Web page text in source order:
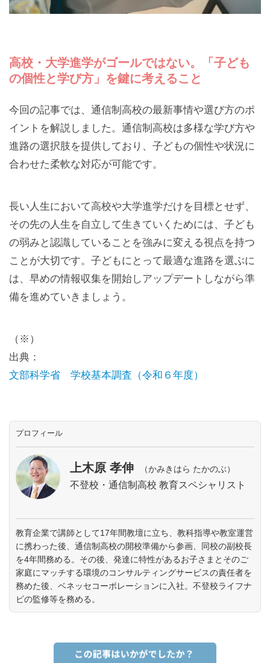
高校・大学進学がゴールではない。「子ども
の個性と学び方」を鍵に考えること
今回の記事では、通信制高校の最新事情や選び方のポ
イントを解説しました。通信制高校は多様な学び方や
進路の選択肢を提供しており、子どもの個性や状況に
合わせた柔軟な対応が可能です。
長い人生において高校や大学進学だけを目標とせず、
その先の人生を自立して生きていくためには、子ども
の弱みと認識していることを強みに変える視点を持つ
ことが大切です。子どもにとって最適な進路を選ぶに
は、早めの情報収集を開始しアップデートしながら準
備を進めていきましょう。
（※）
出典：
文部科学省 学校基本調査（令和６年度）
プロフィール
上木原 孝伸 （かみきはら たかのぶ）
不登校・通信制高校 教育スペシャリスト
教育企業で講師として17年間教壇に立ち、教科指導や教室運営
に携わった後、通信制高校の開校準備から参画、同校の副校長
を4年間務める。その後、発達に特性があるお子さまとそのご
家庭にマッチする環境のコンサルティングサービスの責任者を
務めた後、ベネッセコーポレーションに入社。不登校ライフナ
ビの監修等を務める。